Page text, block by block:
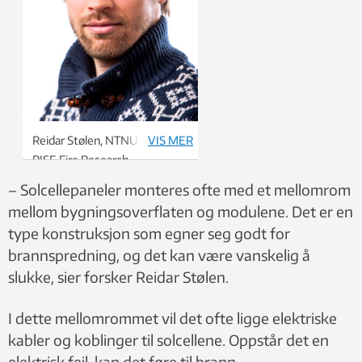
Reidar Stølen, NTNU. Foto:
RISE Fire Research
VIS MER
– Solcellepaneler monteres ofte med et mellomrom
mellom bygningsoverflaten og modulene. Det er en
type konstruksjon som egner seg godt for
brannspredning, og det kan være vanskelig å
slukke, sier forsker Reidar Stølen.
I dette mellomrommet vil det ofte ligge elektriske
kabler og koblinger til solcellene. Oppstår det en